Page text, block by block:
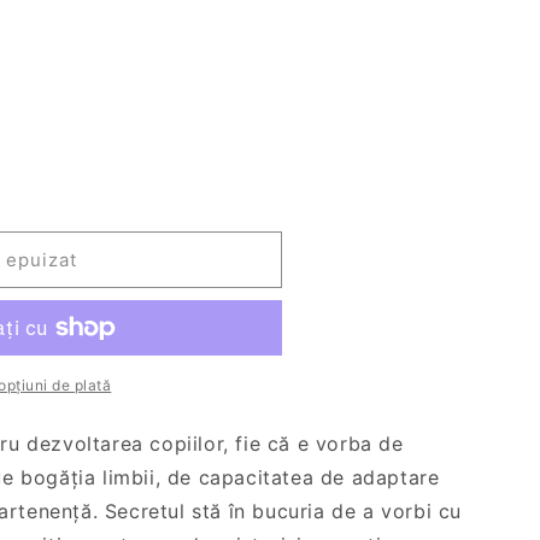
epuizat
de plată
dezvoltarea copiilor, fie că e vorba de
bogăția limbii, de capacitatea de adaptare
Secretul stă în bucuria de a vorbi cu